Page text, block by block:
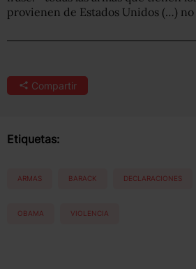
provienen de Estados Unidos (…) no
Compartir
Etiquetas:
ARMAS BARACK DECLARACIONES
OBAMA VIOLENCIA